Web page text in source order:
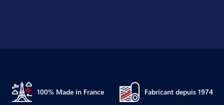
100% Made in France Fabricant depuis 1974